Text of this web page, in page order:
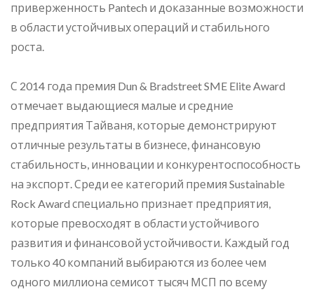
приверженность Pantech и доказанные возможности
в области устойчивых операций и стабильного
роста.
С 2014 года премия Dun & Bradstreet SME Elite Award
отмечает выдающиеся малые и средние
предприятия Тайваня, которые демонстрируют
отличные результаты в бизнесе, финансовую
стабильность, инновации и конкурентоспособность
на экспорт. Среди ее категорий премия Sustainable
Rock Award специально признает предприятия,
которые превосходят в области устойчивого
развития и финансовой устойчивости. Каждый год
только 40 компаний выбираются из более чем
одного миллиона семисот тысяч МСП по всему